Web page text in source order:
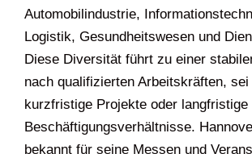
Automobilindustrie,
Logistik, Gesundheitswesen und
Diese Diversität führt zu einer
nach qualifizierten Arbeitskräften,
kurzfristige Projekte oder langfristige
Beschäftigungsverhältnisse.
bekannt für seine Messen und